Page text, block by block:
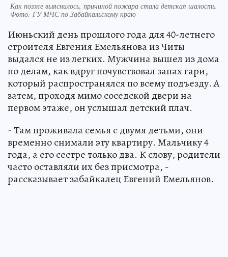
Как позже выяснилось, причиной пожара стала детская шалость.
Фото: ГУ МЧС по Забайкальскому краю
Июньский день прошлого года для 40-летнего
строителя Евгения Емельянова из Читы
выдался не из легких. Мужчина вышел из дома
по делам, как вдруг почувствовал запах гари,
который распространялся по всему подъезду. А
затем, проходя мимо соседской двери на
первом этаже, он услышал детский плач.
- Там проживала семья с двумя детьми, они
временно снимали эту квартиру. Мальчику 4
года, а его сестре только два. К слову, родители
часто оставляли их без присмотра, -
рассказывает забайкалец Евгений Емельянов.